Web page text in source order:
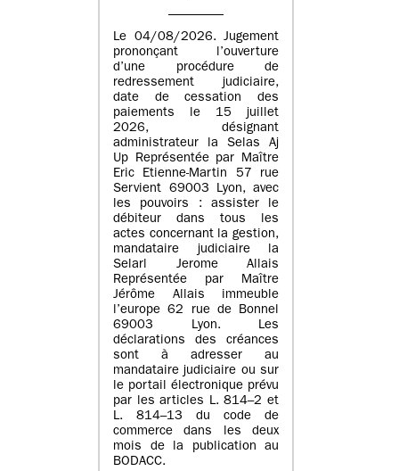
Le 04/08/2026. Jugement
prononçant l’ouverture
d’une procédure de
redressement judiciaire,
date de cessation des
paiements le 15 juillet
2026, désignant
administrateur la Selas Aj
Up Représentée par Maître
Eric Etienne-Martin 57 rue
Servient 69003 Lyon, avec
les pouvoirs : assister le
débiteur dans tous les
actes concernant la gestion,
mandataire judiciaire la
Selarl Jerome Allais
Représentée par Maître
Jérôme Allais immeuble
l’europe 62 rue de Bonnel
69003 Lyon. Les
déclarations des créances
sont à adresser au
mandataire judiciaire ou sur
le portail électronique prévu
par les articles L. 814–2 et
L. 814–13 du code de
commerce dans les deux
mois de la publication au
BODACC.